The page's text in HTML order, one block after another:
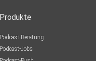
Produkte
Podcast-Beratung
Podcast-Jobs